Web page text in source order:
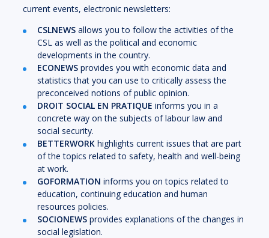
current events, electronic newsletters:
CSLNEWSallows you to follow the activities of the
CSL as well as the political and economic
developments in the country.
ECONEWSprovides you with economic data and
statistics that you can use to critically assess the
preconceived notions of public opinion.
DROIT SOCIAL EN PRATIQUE informs you in a
concrete way on the subjects of labour law and
social security.
BETTERWORKhighlights current issues that are part
of the topics related to safety, health and well-being
at work.
GOFORMATIONinforms you on topics related to
education, continuing education and human
resources policies.
SOCIONEWSprovides explanations of the changes in
social legislation.